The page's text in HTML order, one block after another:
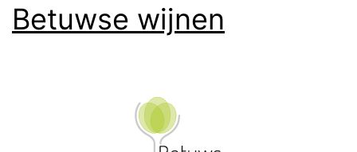
Betuwse wijnen